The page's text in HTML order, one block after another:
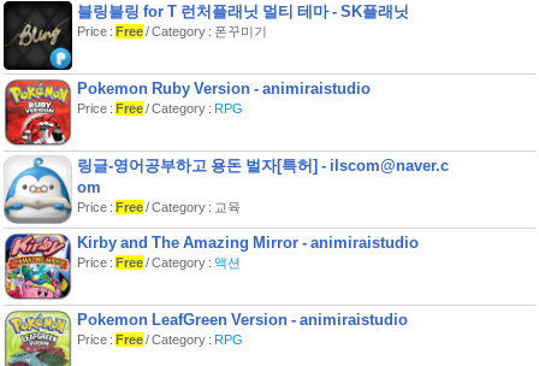
-------------------------------
디저트 타운 커뮤니티
블링블링 for T 런처플래닛 멀티 테마 - SK플래닛
Price : Free/ Category : 폰꾸미기
Pokemon Ruby Version - animiraistudio
Price : Free/ Category : RPG
링글-영어공부하고 용돈 벌자[특허] - ilscom@naver.c
om
Price : Free/ Category : 교육
Kirby and The Amazing Mirror - animiraistudio
Price : Free/ Category : 액션
Pokemon LeafGreen Version - animiraistudio
Price : Free/ Category : RPG